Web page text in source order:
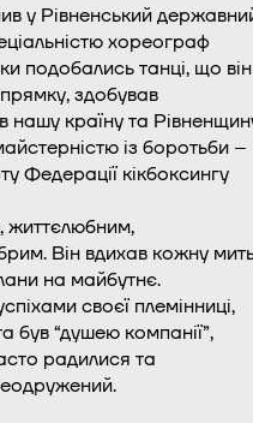
у Рівненський
хореограф
подобались танці, що він
здобував
нашу країну та
із боротьби –
Федерації кікбоксингу
життєлюбним,
Він вдихав кожну
на майбутнє.
своєї племінниці,
був “душею компанії”,
радилися та